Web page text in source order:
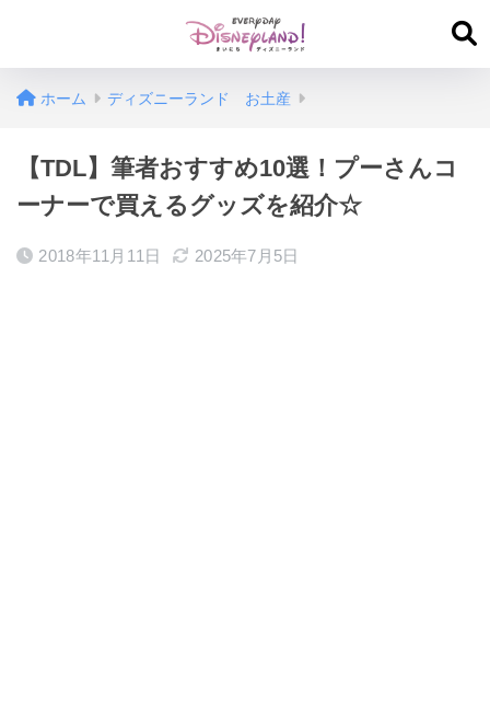
ホーム ディズニーランド お土産
【TDL】筆者おすすめ10選！プーさんコ
ーナーで買えるグッズを紹介☆
2018年11月11日 2025年7月5日